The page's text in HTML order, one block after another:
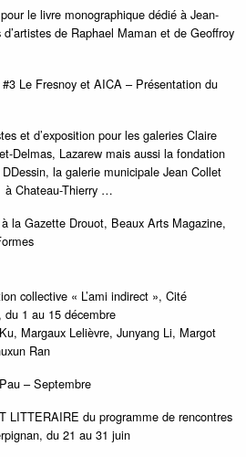
le livre monographique dédié à Jean-
de Raphael Maman et de Geoffroy
Le Fresnoy et AICA – Présentation du
et d’exposition pour les galeries Claire
Delmas, Lazarew mais aussi la fondation
la galerie municipale Jean Collet
à Chateau-Thierry …
la Gazette Drouot, Beaux Arts Magazine,
collective « L’ami indirect », Cité
1 au 15 décembre
Margaux Lelièvre, Junyang Li, Margot
Ran
– Septembre
LITTERAIRE du programme de rencontres
du 21 au 31 juin